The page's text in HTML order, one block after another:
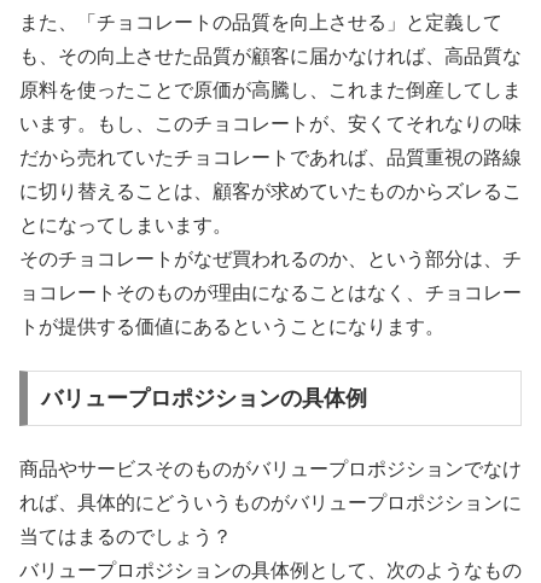
また、「チョコレートの品質を向上させる」と定義して
も、その向上させた品質が顧客に届かなければ、高品質な
原料を使ったことで原価が高騰し、これまた倒産してしま
います。もし、このチョコレートが、安くてそれなりの味
だから売れていたチョコレートであれば、品質重視の路線
に切り替えることは、顧客が求めていたものからズレるこ
とになってしまいます。
そのチョコレートがなぜ買われるのか、という部分は、チ
ョコレートそのものが理由になることはなく、チョコレー
トが提供する価値にあるということになります。
バリュープロポジションの具体例
商品やサービスそのものがバリュープロポジションでなけ
れば、具体的にどういうものがバリュープロポジションに
当てはまるのでしょう？
バリュープロポジションの具体例として、次のようなもの